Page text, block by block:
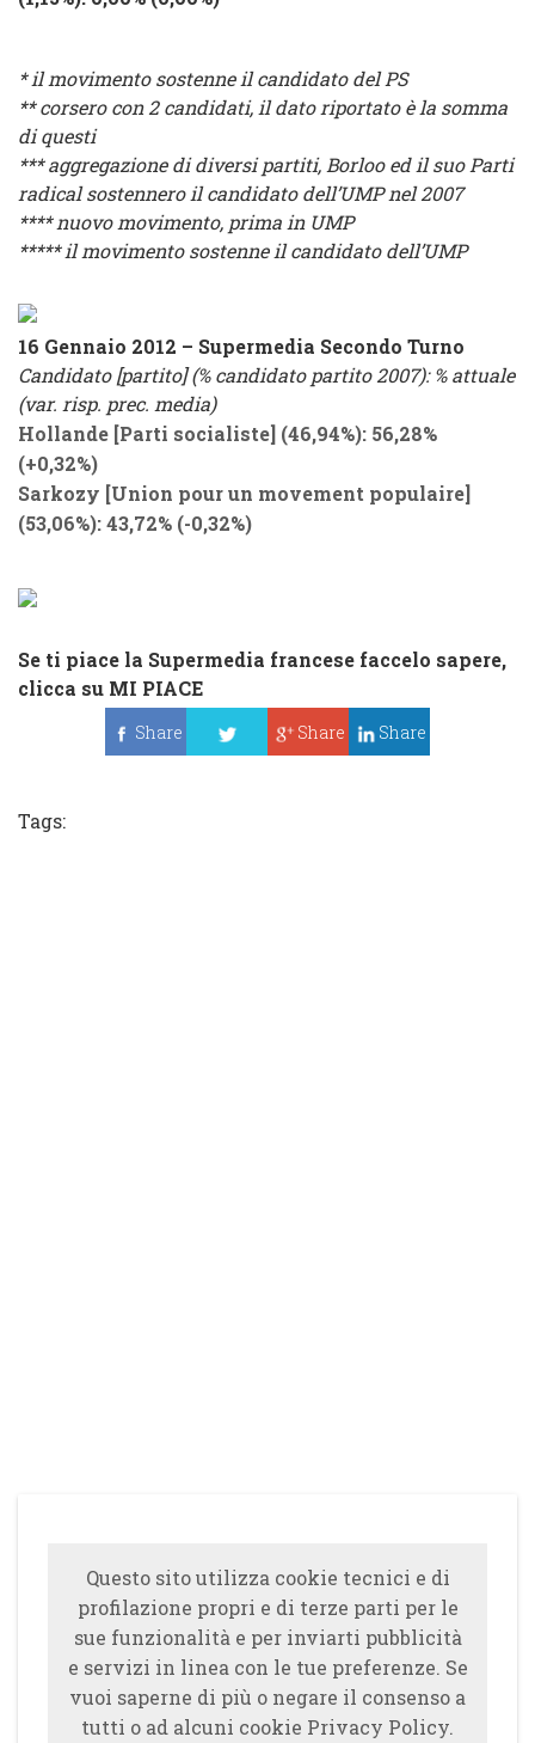
* il movimento sostenne il candidato del PS
** corsero con 2 candidati, il dato riportato è la somma
di questi
*** aggregazione di diversi partiti, Borloo ed il suo Parti
radical sostennero il candidato dell’UMP nel 2007
**** nuovo movimento, prima in UMP
***** il movimento sostenne il candidato dell’UMP
16 Gennaio 2012 – Supermedia Secondo Turno
Candidato [partito] (% candidato partito 2007): % attuale
(var. risp. prec. media)
Hollande [Parti socialiste] (46,94%): 56,28%
(+0,32%)
Sarkozy [Union pour un movement populaire]
(53,06%): 43,72% (-0,32%)
Se ti piace la Supermedia francese faccelo sapere,
clicca su MI PIACE
Share
Share Share
Tags:
Questo sito utilizza cookie tecnici e di
profilazione propri e di terze parti per le
sue funzionalità e per inviarti pubblicità
e servizi in linea con le tue preferenze. Se
vuoi saperne di più o negare il consenso a
tutti o ad alcuni cookie Privacy Policy.